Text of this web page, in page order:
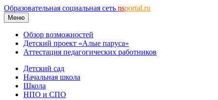
Образовательная социальная сеть nsportal.ru
Меню
Обзор возможностей
Детский проект «Алые паруса»
Аттестация педагогических работников
Детский сад
Начальная школа
Школа
НПО и СПО